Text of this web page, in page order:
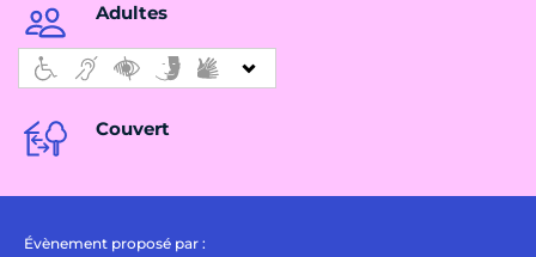
Adultes
Couvert
Évènement proposé par :